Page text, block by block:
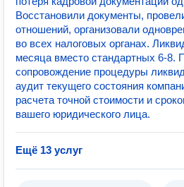
Восстановили документы,
отношений, организовали
во всех налоговых органах.
месяца вместо стандартных 6-8.
сопровождение процедуры
аудит текущего состояния
расчета точной стоимости и
вашего юридического лица.
Ещё 13 услуг